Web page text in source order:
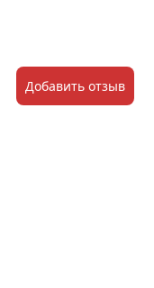
Добавить отзыв